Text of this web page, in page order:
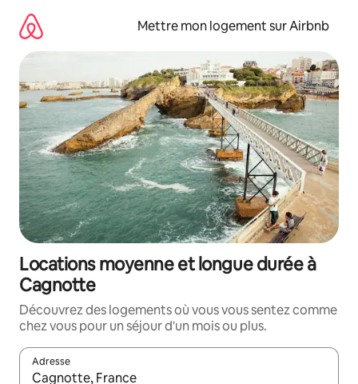
directement
contenu
Mettre mon logement sur Airbnb
Locations moyenne et longue durée à
Cagnotte
Découvrez des logements où vous vous sentez comme
chez vous pour un séjour d'un mois ou plus.
Adresse
Lorsque les résultats s'affichent, utilisez les flèches vers le